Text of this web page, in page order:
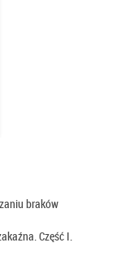
braków
Część I.